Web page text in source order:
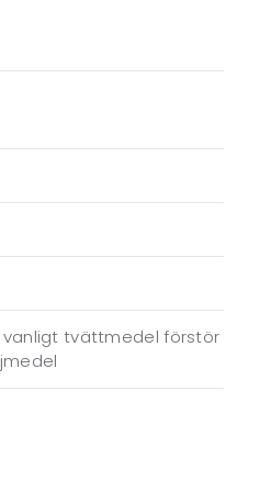
tvättmedel förstör